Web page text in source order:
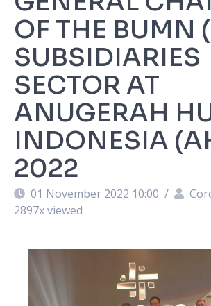
OF THE BUMN
SUBSIDIARIES
SECTOR AT
ANUGERAH
INDONESIA
2022
01 November 2022 10:00 /
2897x viewed